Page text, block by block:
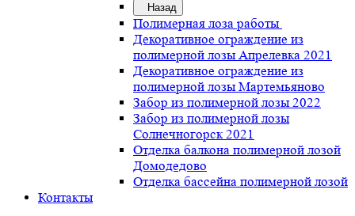
Назад
Полимерная лоза работы
Декоративное ограждение из
полимерной лозы Апрелевка 2021
Декоративное ограждение из
полимерной лозы Мартемьяново
Забор из полимерной лозы 2022
Забор из полимерной лозы
Солнечногорск 2021
Отделка балкона полимерной лозой
Домодедово
Отделка бассейна полимерной лозой
Контакты